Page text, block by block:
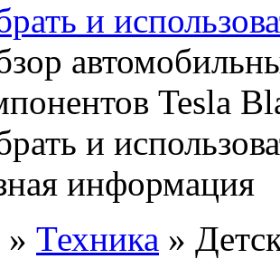
и
информация
» Техника »